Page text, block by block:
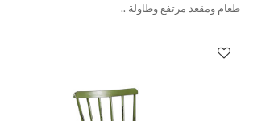
طعام ومقعد مرتفع وطاولة ..